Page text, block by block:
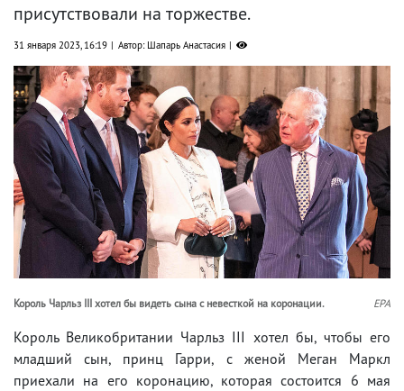
присутствовали на торжестве.
31 января 2023, 16:19 Автор: Шапарь Анастасия
Король Чарльз ІІІ хотел бы видеть сына с невесткой на коронации. EPA
Король Великобритании Чарльз III хотел бы, чтобы его
младший сын, принц Гарри, с женой Меган Маркл
приехали на его коронацию, которая состоится 6 мая